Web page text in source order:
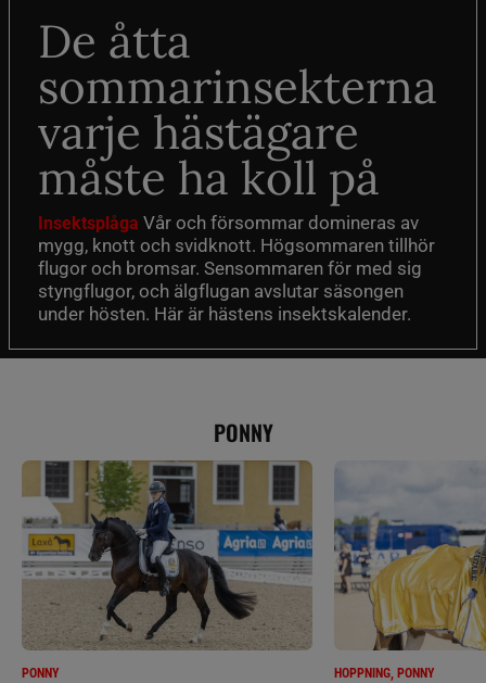
De åtta
sommarinsekterna
varje hästägare
måste ha koll på
Insektsplåga Vår och försommar domineras av
mygg, knott och svidknott. Högsommaren tillhör
flugor och bromsar. Sensommaren för med sig
styngflugor, och älgflugan avslutar säsongen
under hösten. Här är hästens insektskalender.
PONNY
PONNY HOPPNING, PONNY